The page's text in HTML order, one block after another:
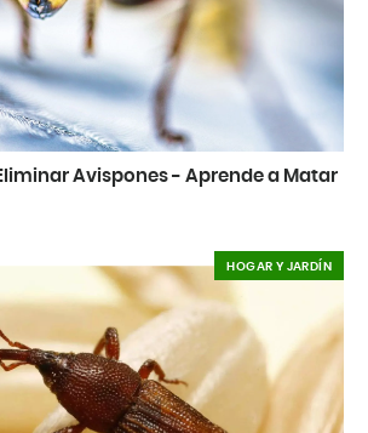
Avispones - Aprende a Matar
HOGAR Y JARDÍN